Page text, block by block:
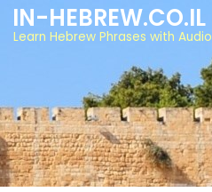
IN-HEBREW.CO.IL
Learn Hebrew Phrases with Audio